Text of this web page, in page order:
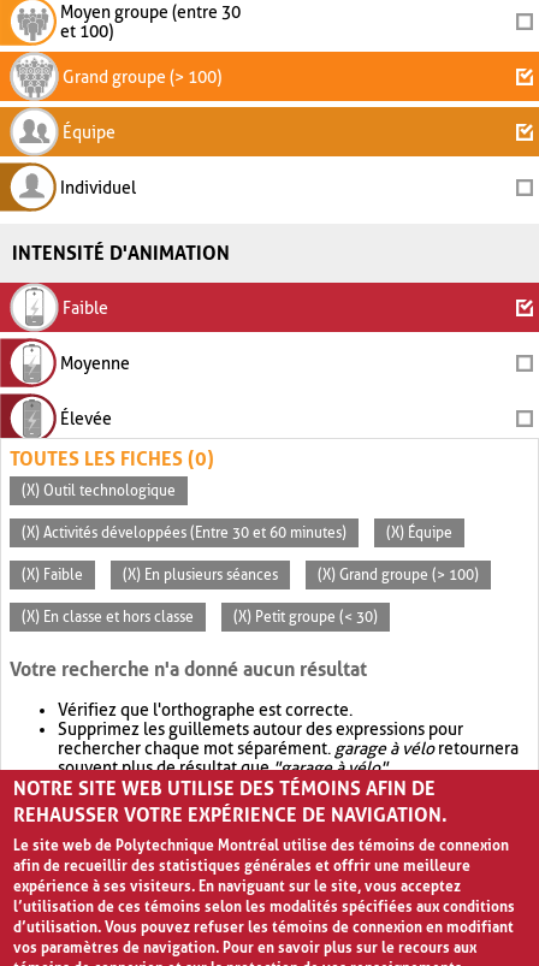
Moyen groupe (entre 30
et 100)
Grand groupe (> 100)
Équipe
Individuel
INTENSITÉ D'ANIMATION
Faible
Moyenne
Élevée
TOUTES LES FICHES (0)
(X) Outil technologique
(X) Activités développées (Entre 30 et 60 minutes) (X) Équipe
(X) Faible (X) En plusieurs séances (X) Grand groupe (> 100)
(X) En classe et hors classe (X) Petit groupe (< 30)
Votre recherche n'a donné aucun résultat
Vérifiez que l'orthographe est correcte.
Supprimez les guillemets autour des expressions pour
rechercher chaque mot séparément. garage à véloretournera
souvent plus de résultat que"garage à vélo".
Envisagez d'élargir votre recherche avec OR.garage OR vélo
retournera souvent plus de résultat quegarage à vélo
NOTRE SITE WEB UTILISE DES TÉMOINS AFIN DE
REHAUSSER VOTRE EXPÉRIENCE DE NAVIGATION.
Le site web de Polytechnique Montréal utilise des témoins de connexion
afin de recueillir des statistiques générales et offrir une meilleure
expérience à ses visiteurs. En naviguant sur le site, vous acceptez
l’utilisation de ces témoins selon les modalités spécifiées aux conditions
d’utilisation. Vous pouvez refuser les témoins de connexion en modifiant
vos paramètres de navigation. Pour en savoir plus sur le recours aux